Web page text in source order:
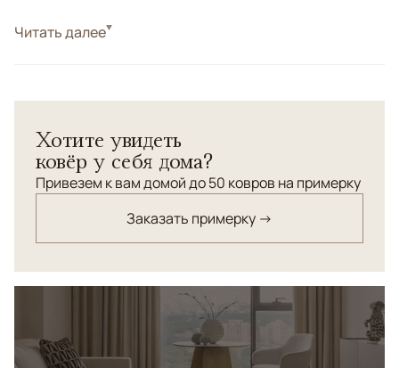
СтильСовременные
плотности, созданные для интерьеров, где важны
статус, тактильность и глубина материала.
Лаконичный дизайн и благородная текстура делают
подчёркивающей архитектуру и свет.
Читать далее
Хотите увидеть
ковёр у себя дома?
Привезем к вам домой до 50 ковров на примерку
Заказать примерку →